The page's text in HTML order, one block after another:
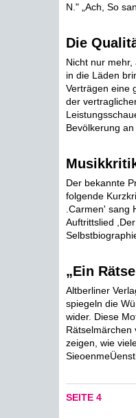
N." „Ach, So
Die
Nicht nur
in die Läden
Verträgen eine
der
Bevölkerung an
Der bekannte
folgende
.Carmen' sang
Auftrittslied
„Ein
Altberliner
spiegeln die
wider. Diese
Rätselmärchen
zeigen, wie
SEITE 4